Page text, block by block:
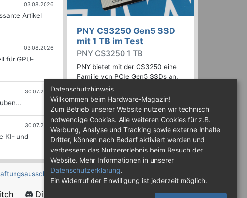
03.08.2026
Artikel
03.08.2026
für GPU-
30.07.2026
30.07.2026
KI- und
PNY CS3250 Gen5 SSD
mit 1 TB im Test
PNY CS3250 1 TB
PNY bietet mit der CS3250 eine
Familie von PCIe Gen5 SSDs an,
die mit Speicherkapazitäten von
bis zu 4 TB erhältlich sind. Die
Drives erreichen bis zu 14.900
MB/s lesend. Wir haben das 1-TB-
Modell getestet.
Discord
Datenschutzhinweis
Willkommen beim Hardware-Magazin!
Zum Betrieb unserer Website nutzen wir technisch
notwendige Cookies. Alle weiteren Cookies für z.B.
Werbung, Analyse und Tracking sowie externe Inhalte
Dritter, können nach Bedarf aktiviert werden und
verbessern das Nutzererlebnis beim Besuch der
Website. Mehr Informationen in unserer
Datenschutzerklärung.
Ein Widerruf der Einwilligung ist jederzeit möglich.